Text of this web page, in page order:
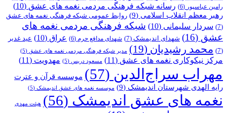
رامین عباسپور (6) رسانه شبکه فرهنگی مردمی نغمه های عشق (10)
رهبر معظم انقلاب اسلامی (9)
روابط عمومی شبکه فرهنگی نغمه های عشق
(7)
سردار سلیمانی (10)
شبکه فرهنگی مردمی نغمه های
عشق (16) شهدای اندیمشک (7) شهدای مدافع حرم (6) عراق (10)
عید غدیر
(7)
محمد رشیدیان (19) مدیر شبکه فرهنگی مردمی نغمه های عشق (5)
مرکز نیکوکاری نغمه های عشق (11) مسعود دریس (5) مهدویت (11)
مهراب سراج‌الدین (57)
موسسه قرآن و عترت
رایه الهدی شهرستان اندیمشک (9) موسسه نغمه های عشق اندیمشک (5)
نغمه های عشق اندیمشک (56) هیئت مهدی